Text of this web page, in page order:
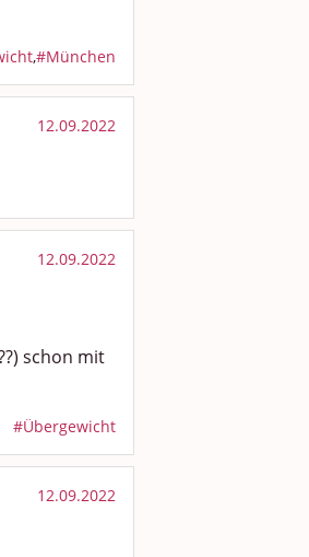
,#München
12.09.2022
12.09.2022
schon mit
#Übergewicht
12.09.2022